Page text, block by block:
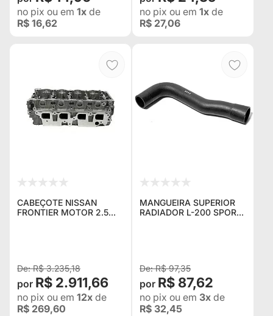
no pix ou em 1x de
R$ 16,62
no pix ou em 1x de
R$ 27,06
CABEÇOTE NISSAN
FRONTIER MOTOR 2.5
R$ 3.235,18
R$ 2.911,66
no pix ou em 12x de
R$ 269,60
MANGUEIRA SUPERIOR
RADIADOR L-200 SPORT
R$ 97,35
R$ 87,62
no pix ou em 3x de
R$ 32,45